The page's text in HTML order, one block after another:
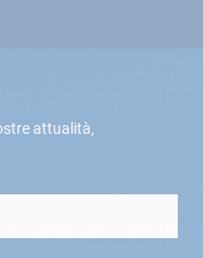
attualità,